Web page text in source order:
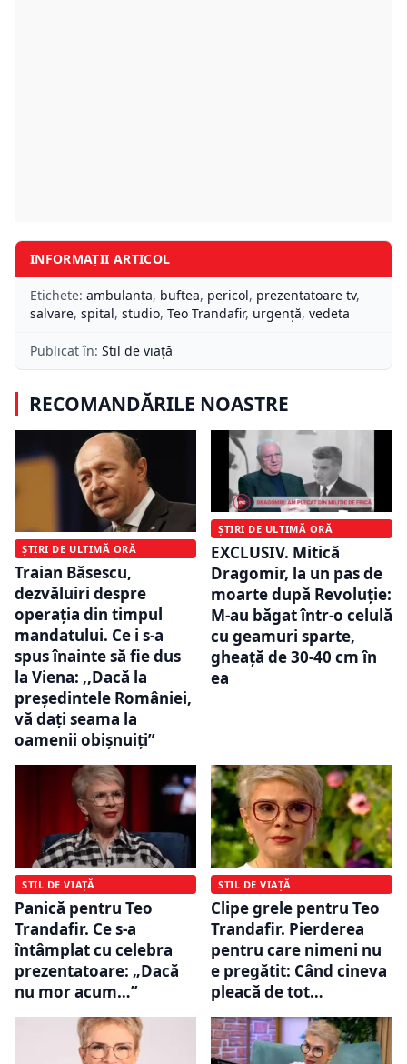
INFORMAȚII ARTICOL
Etichete: ambulanta, buftea, pericol, prezentatoare tv,
salvare, spital, studio, Teo Trandafir, urgență, vedeta
Publicat în: Stil de viață
RECOMANDĂRILE NOASTRE
ȘTIRI DE ULTIMĂ ORĂ
Traian Băsescu,
dezvăluiri despre
operația din timpul
mandatului. Ce i s-a
spus înainte să fie dus
la Viena: ,,Dacă la
președintele României,
vă dați seama la
oamenii obișnuiți”
ȘTIRI DE ULTIMĂ ORĂ
EXCLUSIV. Mitică
Dragomir, la un pas de
moarte după Revoluție:
M-au băgat într-o celulă
cu geamuri sparte,
gheață de 30-40 cm în
ea
STIL DE VIAȚĂ
Panică pentru Teo
Trandafir. Ce s-a
întâmplat cu celebra
prezentatoare: „Dacă
nu mor acum…”
STIL DE VIAȚĂ
Clipe grele pentru Teo
Trandafir. Pierderea
pentru care nimeni nu
e pregătit: Când cineva
pleacă de tot…